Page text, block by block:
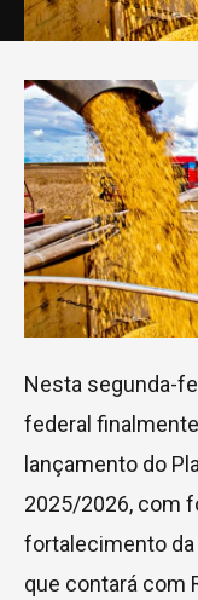
Nesta segunda-
federal
lançamento do
2025/2026, com
fortalecimento
que contará com